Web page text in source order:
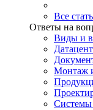
Все
Ответы на
Виды и
Монтаж
Системы